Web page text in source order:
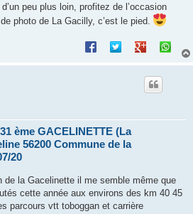
peu plus loin, profitez de l’occasion
photo de La Gacilly, c’est le pied.
ème GACELINETTE (La
56200 Commune de la
20
de la Gacelinette il me semble même que
cette année aux environs des km 40 45
parcours vtt toboggan et carrière